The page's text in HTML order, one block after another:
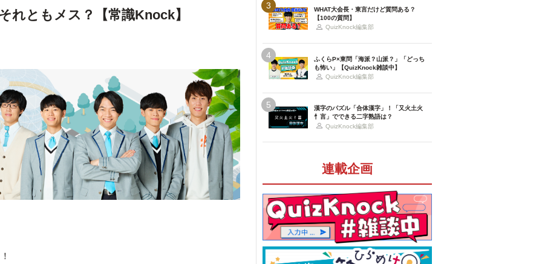
れともメス？【常識Knock】
3
WHAT大会長・東言だけど質問ある？
【100の質問】
QuizKnock編集部
4
ふくらP×東問「海派？山派？」「どっち
も怖い」【QuizKnock雑談中】
QuizKnock編集部
5
漢字のパズル「合体漢字」！「又火土火
忄言」でできる二字熟語は？
QuizKnock編集部
連載企画